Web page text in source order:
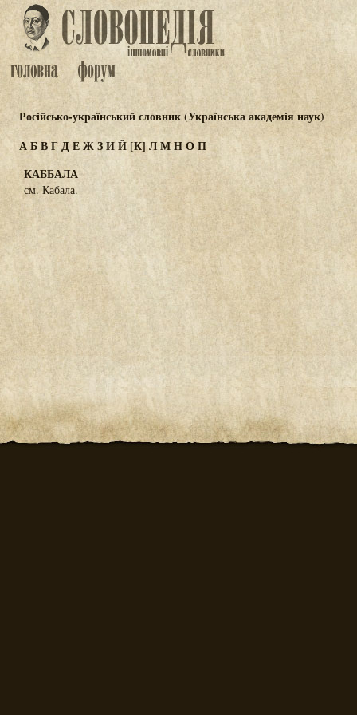
Російсько-український словник (Українська академія наук)
АБВГДЕЖЗИЙ[К]ЛМНОП
КАББАЛА
см. Кабала.